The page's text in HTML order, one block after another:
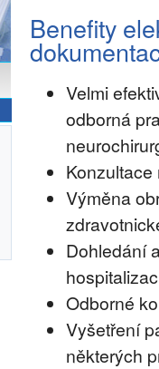
Benefity
Velmi
odborná
Výměna
Dohledání
Odborné
Vyšetření
některých